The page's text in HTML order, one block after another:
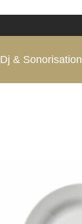
Dj & Sonorisation